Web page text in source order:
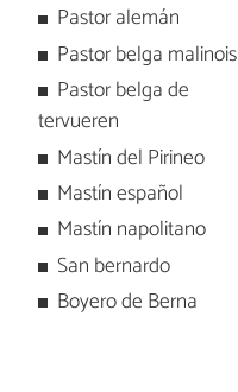
Pastor alemán
Pastor belga malinois
Pastor belga de
tervueren
Mastín del Pirineo
Mastín español
Mastín napolitano
San bernardo
Boyero de Berna